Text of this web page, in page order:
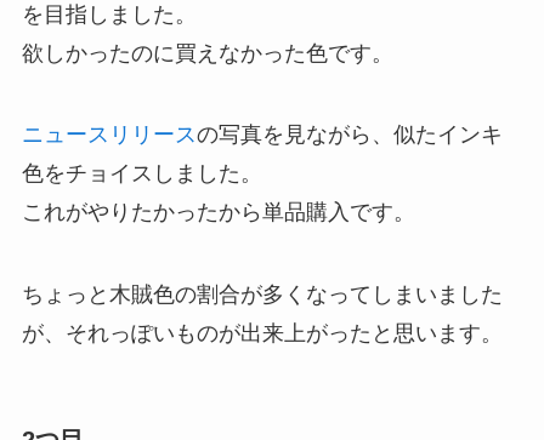
を目指しました。
欲しかったのに買えなかった色です。
ニュースリリースの写真を見ながら、似たインキ
色をチョイスしました。
これがやりたかったから単品購入です。
ちょっと木賊色の割合が多くなってしまいました
が、それっぽいものが出来上がったと思います。